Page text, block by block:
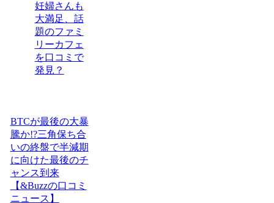
妊婦さんも
大満足、話
題のファミ
リーカフェ
を口コミで
発見？
BTCが最後の大暴
騰か!?三角保ち合
いの終盤で半減期
に向けた最後のチ
ャンス到来
【&Buzzの口コミ
ニュース】